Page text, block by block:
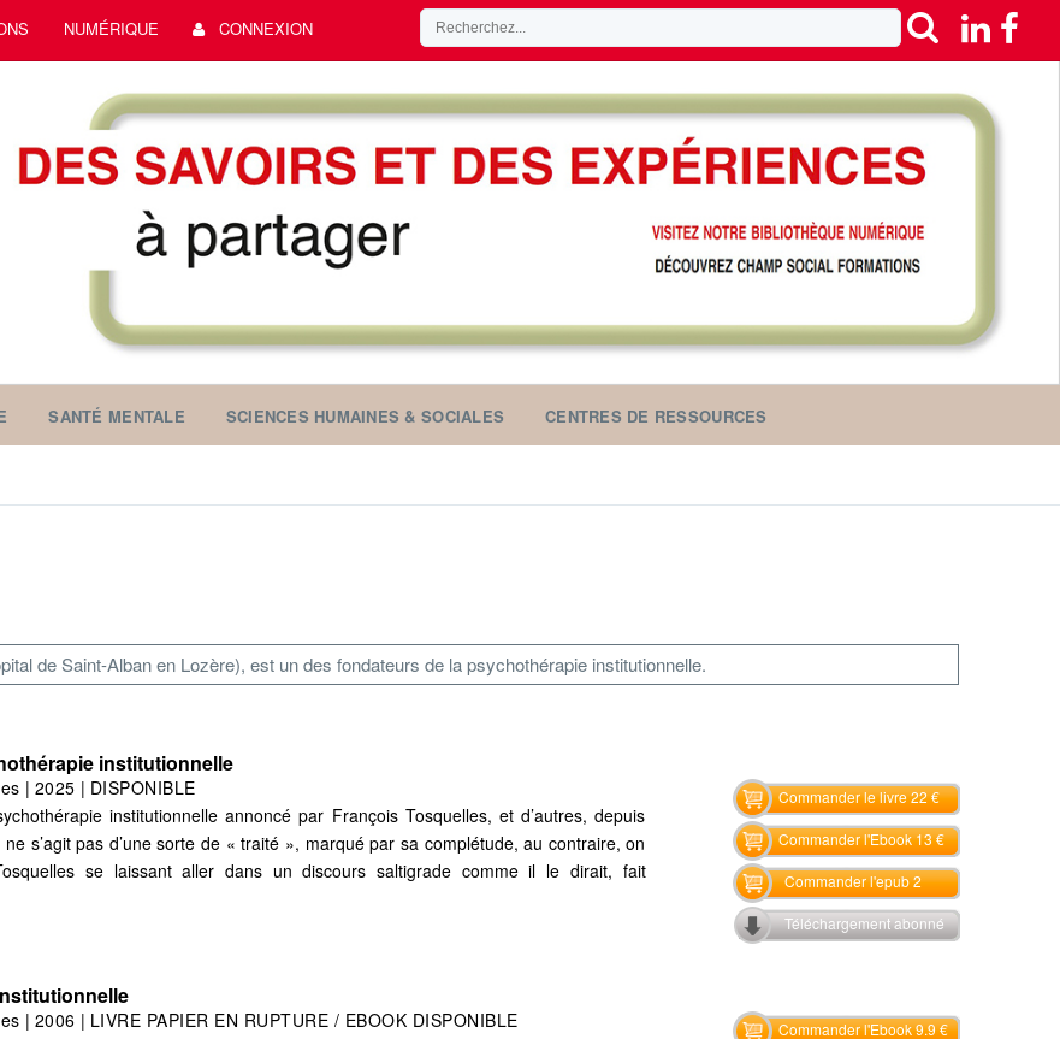
NUMÉRIQUE CONNEXION
SANTÉ MENTALE SCIENCES HUMAINES & SOCIALES CENTRES DE RESSOURCES
de Saint-Alban en Lozère), est un des fondateurs de la psychothérapie institutionnelle.
institutionnelle
| 2025 | DISPONIBLE
institutionnelle annoncé par François Tosquelles, et d’autres, depuis
s’agit pas d’une sorte de « traité », marqué par sa complétude, au contraire, on
se laissant aller dans un discours saltigrade comme il le dirait, fait
Commander le livre 22 €
Commander l'Ebook 13 €
Commander l'epub 2
Téléchargement abonné
| 2006 | LIVRE PAPIER EN RUPTURE / EBOOK DISPONIBLE
Commander l'Ebook 9.9 €